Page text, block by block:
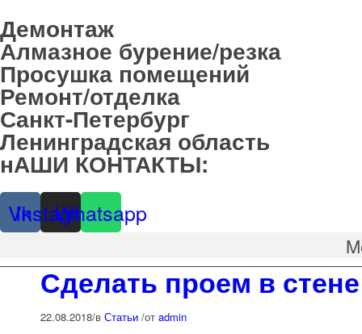
Демонтаж
Алмазное бурение/резка
Просушка помещений
Ремонт/отделка
Санкт-Петербург
Ленинградская область
нАШИ КОНТАКТЫ:
Vk
Instagram
Whatsapp
Сделать проем в
22.08.2018/в Статьи /от admin